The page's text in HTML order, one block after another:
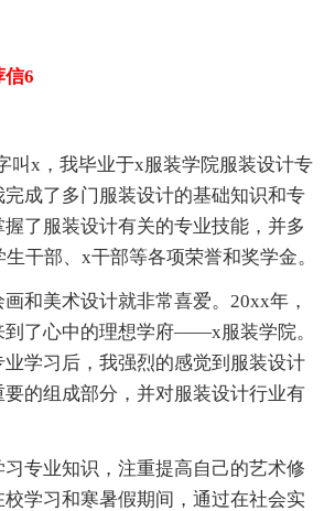
信6
x，我毕业于x服装学院服装设计专
成了多门服装设计的基础知识和专
了服装设计有关的专业技能，并多
干部、x干部等各项荣誉和奖学金。
美术设计就非常喜爱。20xx年，
到了心中的理想学府——x服装学院。
学习后，我强烈的感觉到服装设计
的组成部分，并对服装设计行业有
业知识，注重提高自己的艺术修
学习和寒暑假期间，通过在社会实